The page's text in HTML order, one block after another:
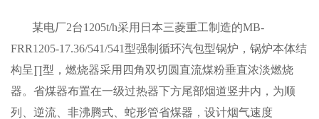
某电厂2台1205t/h采用日本三菱重工制造的MB-
FRR1205-17.36/541/541型强制循环汽包型锅炉，锅炉本体结
构呈∏型，燃烧器采用四角双切圆直流煤粉垂直浓淡燃烧
器。省煤器布置在一级过热器下方尾部烟道竖井内，为顺
列、逆流、非沸腾式、蛇形管省煤器，设计烟气速度